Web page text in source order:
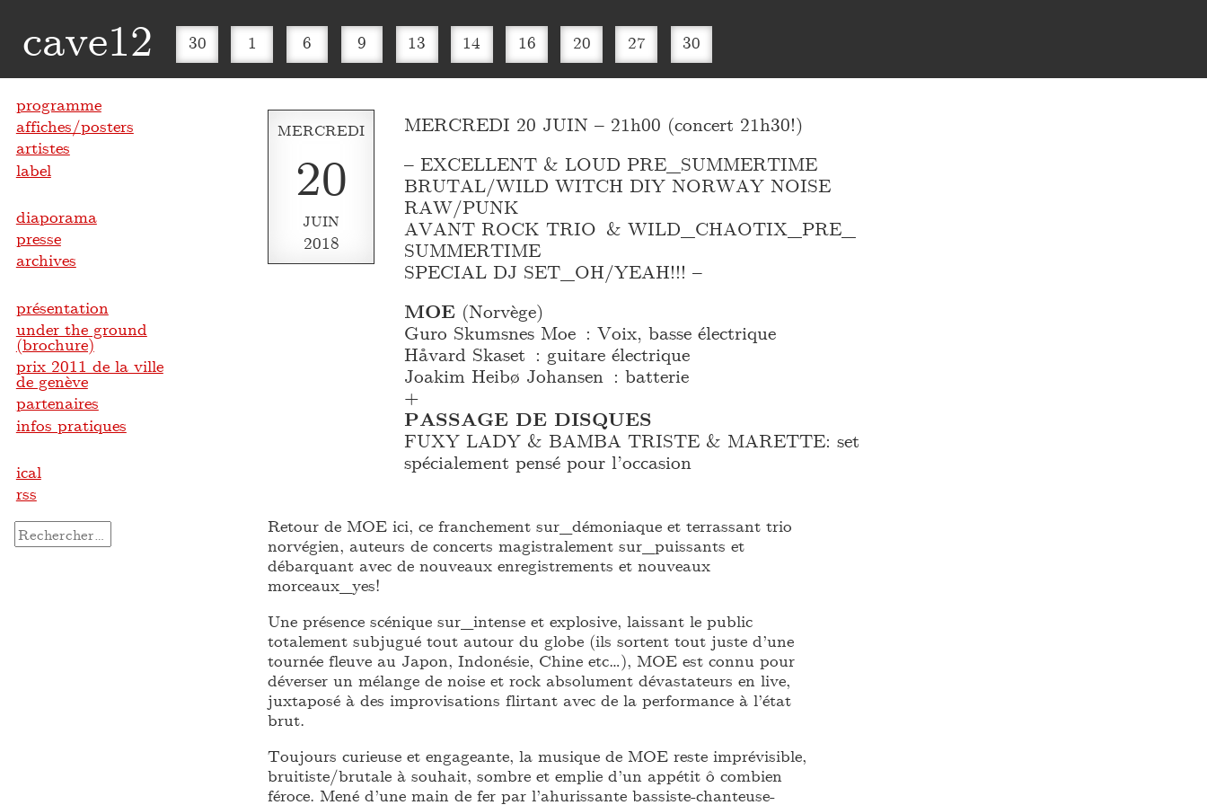
cave12 30 1 6 9 13 14 16 20 27 30
MERCREDI
20
JUIN
2018
MERCREDI 20 JUIN – 21h00 (concert 21h30!)
– EXCELLENT & LOUD PRE_ SUMMERTIME
BRUTAL/WILD WITCH DIY NORWAY NOISE
RAW/PUNK
AVANT ROCK TRIO & WILD_ CHAOTIX_ PRE_
SUMMERTIME
SPECIAL DJ SET_ OH/YEAH!!! –
MOE (Norvège)
Guro Skumsnes Moe : Voix, basse électrique
Håvard Skaset : guitare électrique
Joakim Heibø Johansen : batterie
+
PASSAGE DE DISQUES
FUXY LADY & BAMBA TRISTE & MARETTE: set
spécialement pensé pour l’occasion
Retour de MOE ici, ce franchement sur_démoniaque et terrassant trio
norvégien, auteurs de concerts magistralement sur_puissants et
débarquant avec de nouveaux enregistrements et nouveaux
morceaux_yes!
Une présence scénique sur_intense et explosive, laissant le public
totalement subjugué tout autour du globe (ils sortent tout juste d’une
tournée fleuve au Japon, Indonésie, Chine etc…), MOE est connu pour
déverser un mélange de noise et rock absolument dévastateurs en live,
juxtaposé à des improvisations flirtant avec de la performance à l’état
brut.
Toujours curieuse et engageante, la musique de MOE reste imprévisible,
bruitiste/brutale à souhait, sombre et emplie d’un appétit ô combien
féroce. Mené d’une main de fer par l’ahurissante bassiste-chanteuse-
programme
affiches/posters
artistes
label
diaporama
presse
archives
présentation
under the ground
(brochure)
prix 2011 de la ville
de genève
partenaires
infos pratiques
ical
rss
Rechercher :